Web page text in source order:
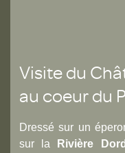
Visite du
au coeur du
Dressé sur un
sur la
Rivière